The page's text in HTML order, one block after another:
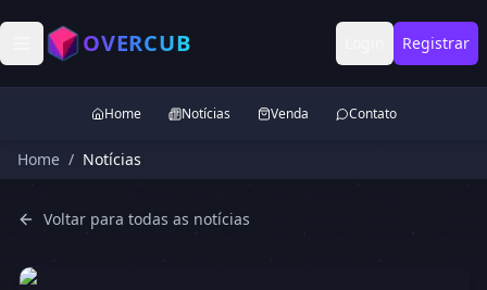
OVERCUB Registrar
Home Notícias Venda Contato
Home / Notícias
Voltar para todas as notícias